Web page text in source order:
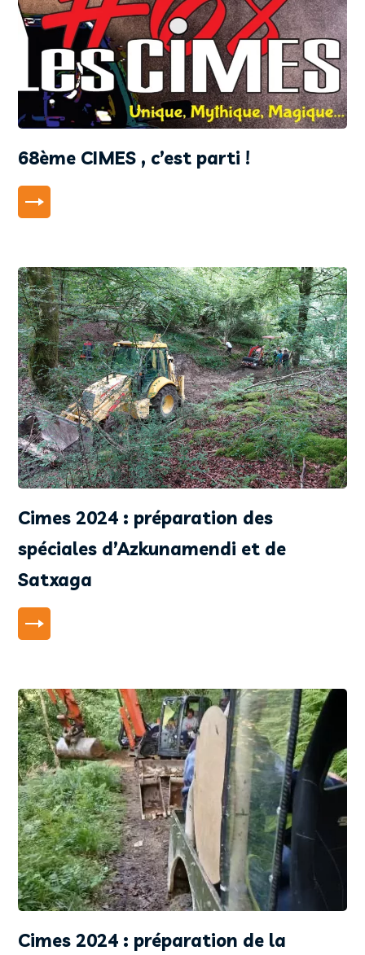
68ème CIMES , c’est parti !
Cimes 2024 : préparation des
spéciales d’Azkunamendi et de
Satxaga
Cimes 2024 : préparation de la